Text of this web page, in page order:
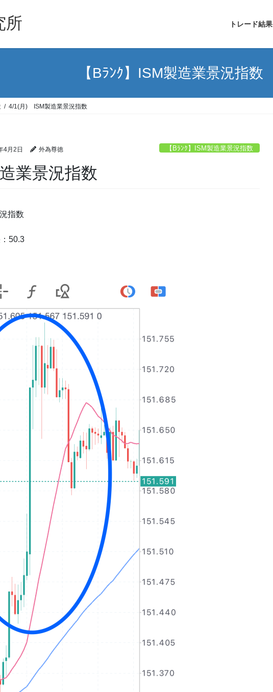
所 トレード結果
【Bﾗﾝｸ】ISM製造業景況指数
4/1(月) ISM製造業景況指数
4月2日 外為尊徳 【Bﾗﾝｸ】ISM製造業景況指数
業景況指数
指数
50.3